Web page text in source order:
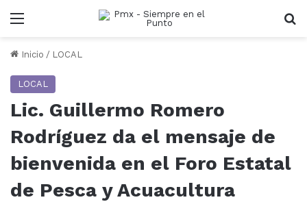
Menu
Inicio / LOCAL
LOCAL
Lic. Guillermo Romero
Rodríguez da el mensaje de
bienvenida en el Foro Estatal
de Pesca y Acuacultura